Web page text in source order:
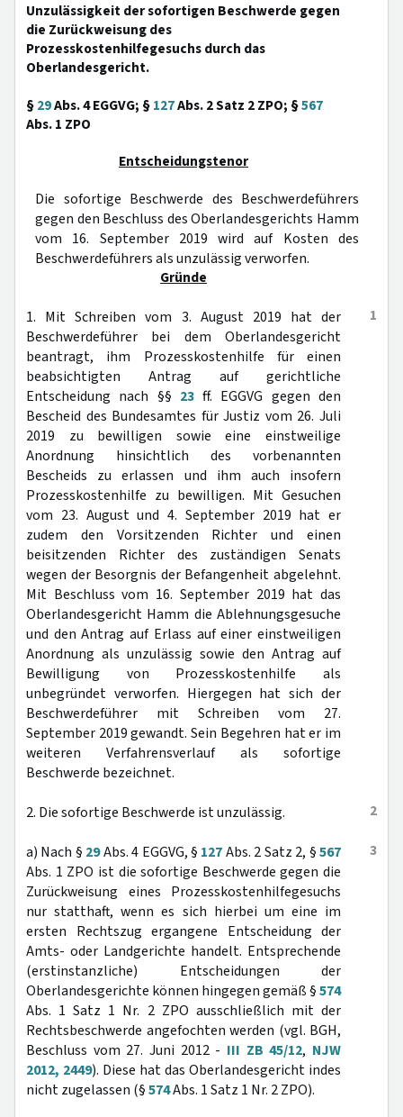
Unzulässigkeit der sofortigen Beschwerde gegen
die Zurückweisung des
Prozesskostenhilfegesuchs durch das
Oberlandesgericht.
§29Abs. 4 EGGVG; §127Abs. 2 Satz 2 ZPO; §567
Abs. 1 ZPO
Entscheidungstenor
Die sofortige Beschwerde des Beschwerdeführers
gegen den Beschluss des Oberlandesgerichts Hamm
vom 16. September 2019 wird auf Kosten des
Beschwerdeführers als unzulässig verworfen.
Gründe
1
1. Mit Schreiben vom 3. August 2019 hat der
Beschwerdeführer bei dem Oberlandesgericht
beantragt, ihm Prozesskostenhilfe für einen
beabsichtigten Antrag auf gerichtliche
Entscheidung nach §§ 23ff. EGGVG gegen den
Bescheid des Bundesamtes für Justiz vom 26. Juli
2019 zu bewilligen sowie eine einstweilige
Anordnung hinsichtlich des vorbenannten
Bescheids zu erlassen und ihm auch insofern
Prozesskostenhilfe zu bewilligen. Mit Gesuchen
vom 23. August und 4. September 2019 hat er
zudem den Vorsitzenden Richter und einen
beisitzenden Richter des zuständigen Senats
wegen der Besorgnis der Befangenheit abgelehnt.
Mit Beschluss vom 16. September 2019 hat das
Oberlandesgericht Hamm die Ablehnungsgesuche
und den Antrag auf Erlass auf einer einstweiligen
Anordnung als unzulässig sowie den Antrag auf
Bewilligung von Prozesskostenhilfe als
unbegründet verworfen. Hiergegen hat sich der
Beschwerdeführer mit Schreiben vom 27.
September 2019 gewandt. Sein Begehren hat er im
weiteren Verfahrensverlauf als sofortige
Beschwerde bezeichnet.
2
2. Die sofortige Beschwerde ist unzulässig.
3
a) Nach § 29Abs. 4 EGGVG, § 127Abs. 2 Satz 2, §567
Abs. 1 ZPO ist die sofortige Beschwerde gegen die
Zurückweisung eines Prozesskostenhilfegesuchs
nur statthaft, wenn es sich hierbei um eine im
ersten Rechtszug ergangene Entscheidung der
Amts- oder Landgerichte handelt. Entsprechende
(erstinstanzliche) Entscheidungen der
Oberlandesgerichte können hingegen gemäß §574
Abs. 1 Satz 1 Nr. 2 ZPO ausschließlich mit der
Rechtsbeschwerde angefochten werden (vgl. BGH,
Beschluss vom 27. Juni 2012 - III ZB 45/12, NJW
2012, 2449). Diese hat das Oberlandesgericht indes
nicht zugelassen (§574Abs. 1 Satz 1 Nr. 2 ZPO).